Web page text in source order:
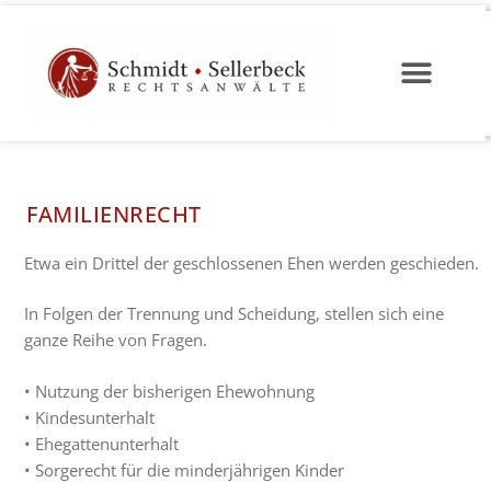
FAMILIENRECHT
Etwa ein Drittel der geschlossenen Ehen werden geschieden.
In Folgen der Trennung und Scheidung, stellen sich eine
ganze Reihe von Fragen.
• Nutzung der bisherigen Ehewohnung
• Kindesunterhalt
• Ehegattenunterhalt
• Sorgerecht für die minderjährigen Kinder